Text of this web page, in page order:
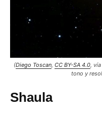
(Diego Toscan, CC BY-SA 4.0,
tono y
Shaula